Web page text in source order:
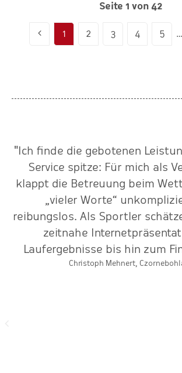
Seite 1 von 42
1 2 3 4 5 …
"Ich finde die gebotenen
Service spitze: Für mich als
klappt die Betreuung beim
„vieler Worte“
reibungslos. Als Sportler
zeitnahe
Laufergebnisse bis hin zum
Christoph Mehnert,